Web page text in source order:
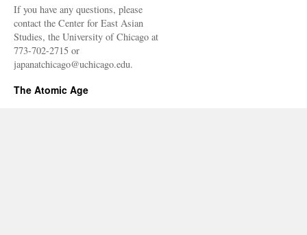
If you have any questions, please
contact the Center for East Asian
Studies, the University of Chicago at
773-702-2715 or
japanatchicago@uchicago.edu.
The Atomic Age